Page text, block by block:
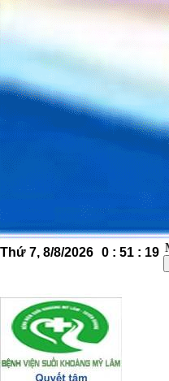
Thứ 7, 8/8/2026 0 : 51 : 20
VÌ MỘT MÔI
Trang chủ
Tin tức
Tin về Bệnh viện
Thứ 2, 19/01/2026 |